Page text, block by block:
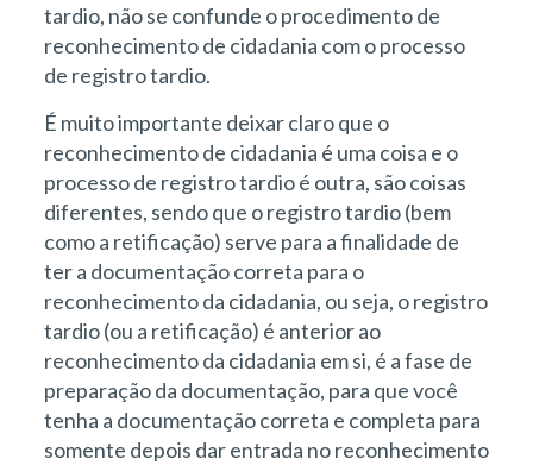
tardio, não se confunde o procedimento de
reconhecimento de cidadania com o processo
de registro tardio.
É muito importante deixar claro que o
reconhecimento de cidadania é uma coisa e o
processo de registro tardio é outra, são coisas
diferentes, sendo que o registro tardio (bem
como a retificação) serve para a finalidade de
ter a documentação correta para o
reconhecimento da cidadania, ou seja, o registro
tardio (ou a retificação) é anterior ao
reconhecimento da cidadania em si, é a fase de
preparação da documentação, para que você
tenha a documentação correta e completa para
somente depois dar entrada no reconhecimento